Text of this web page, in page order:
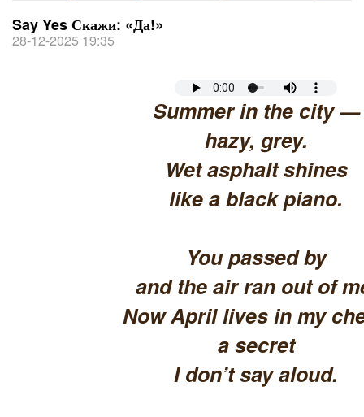
Say Yes Скажи: «Да!»
28-12-2025 19:35
Summer in the city —
hazy, grey.
Wet asphalt shines
like a black piano.
You passed by
and the air ran out of
Now April lives in my
a secret
I don’t say aloud.